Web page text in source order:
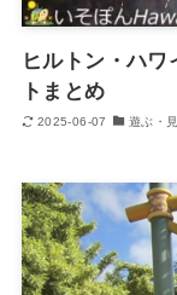
ヒルトン・ハ
トまとめ
2025-06-07 遊ぶ・